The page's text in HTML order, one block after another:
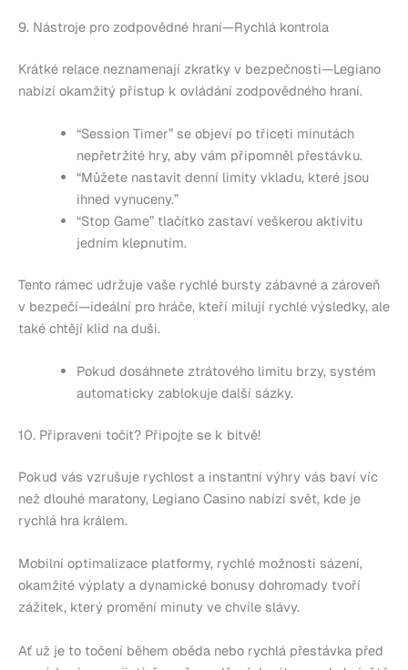
9. Nástroje pro zodpovědné hraní—Rychlá kontrola
Krátké relace neznamenají zkratky v bezpečnosti—Legiano
nabízí okamžitý přístup k ovládání zodpovědného hraní.
“Session Timer” se objeví po třiceti minutách
nepřetržité hry, aby vám připomněl přestávku.
“Můžete nastavit denní limity vkladu, které jsou
ihned vynuceny.”
“Stop Game” tlačítko zastaví veškerou aktivitu
jedním klepnutím.
Tento rámec udržuje vaše rychlé bursty zábavné a zároveň
v bezpečí—ideální pro hráče, kteří milují rychlé výsledky, ale
také chtějí klid na duši.
Pokud dosáhnete ztrátového limitu brzy, systém
automaticky zablokuje další sázky.
10. Připraveni točit? Připojte se k bitvě!
Pokud vás vzrušuje rychlost a instantní výhry vás baví víc
než dlouhé maratony, Legiano Casino nabízí svět, kde je
rychlá hra králem.
Mobilní optimalizace platformy, rychlé možnosti sázení,
okamžité výplaty a dynamické bonusy dohromady tvoří
zážitek, který promění minuty ve chvíle slávy.
Ať už je to točení během oběda nebo rychlá přestávka před